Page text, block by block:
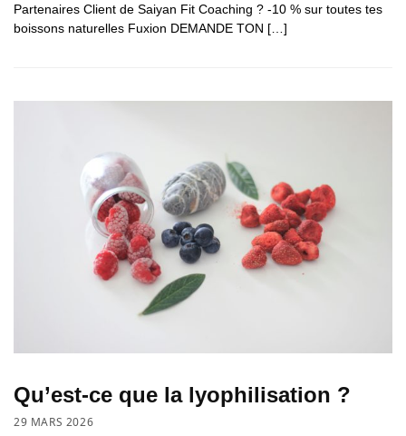
Partenaires Client de Saiyan Fit Coaching ? -10 % sur toutes tes
boissons naturelles Fuxion DEMANDE TON […]
Qu’est-ce que la lyophilisation ?
29 MARS 2026